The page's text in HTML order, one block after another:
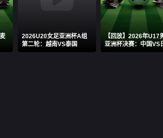
2026U20女足亚洲杯A组
第二轮：越南VS泰国
【回放】2026年U17
亚洲杯决赛：中国VS